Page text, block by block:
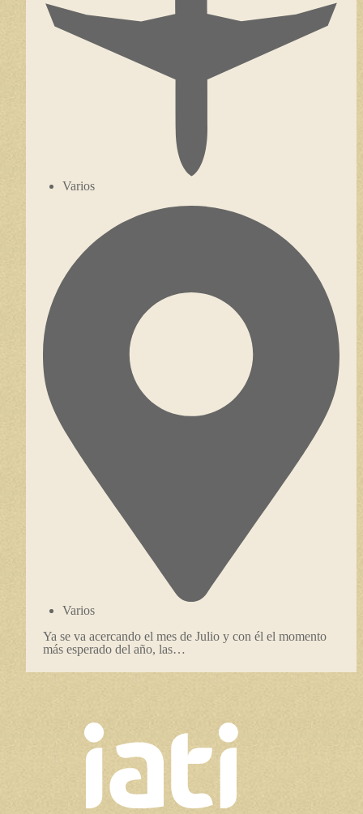
Varios
Varios
Ya se va acercando el mes de Julio y con él el momento
más esperado del año, las…